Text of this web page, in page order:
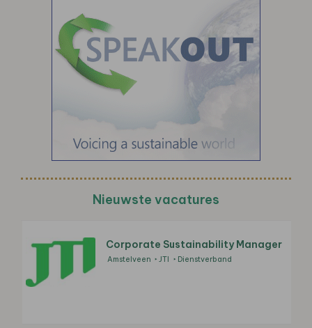
Nieuwste vacatures
Corporate Sustainability Manager
Amstelveen JTI Dienstverband